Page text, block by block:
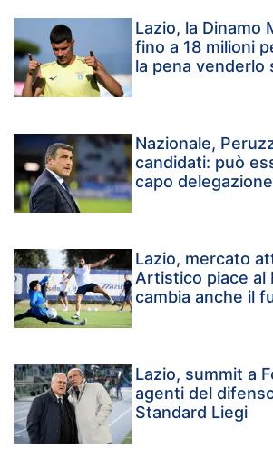
Lazio, la Dinamo
fino a 18 milioni
la pena venderlo
Nazionale,
candidati: può
capo delegazione
Lazio, mercato
Artistico piace al
cambia anche il
Lazio, summit a
agenti del
Standard Liegi